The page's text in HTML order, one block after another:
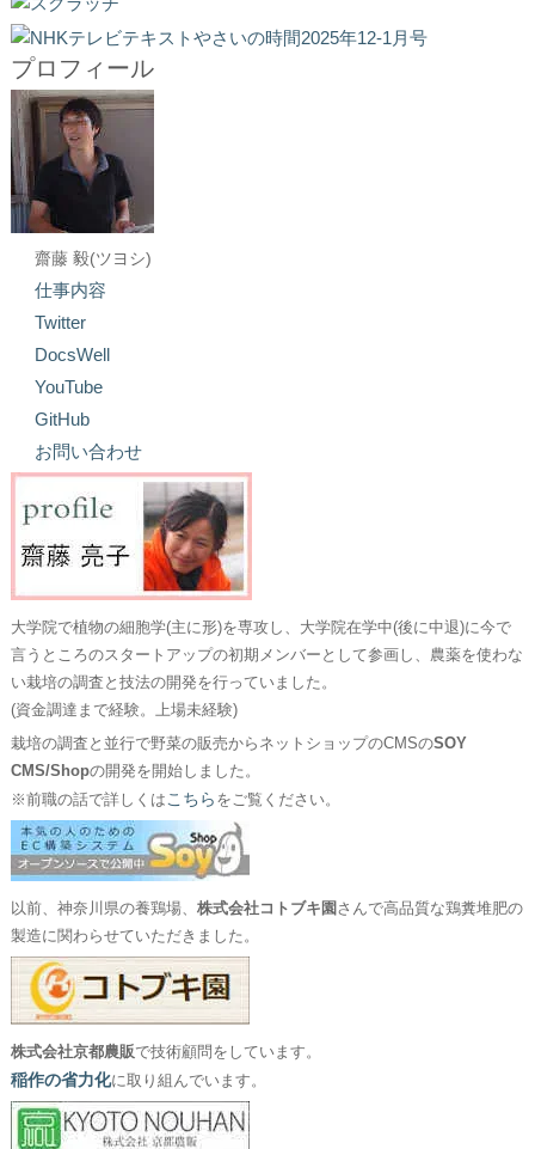
プロフィール
齋藤 毅(ツヨシ)
仕事内容
Twitter
DocsWell
YouTube
GitHub
お問い合わせ
大学院で植物の細胞学(主に形)を専攻し、大学院在学中(後に中退)に今で
言うところのスタートアップの初期メンバーとして参画し、農薬を使わな
い栽培の調査と技法の開発を行っていました。
(資金調達まで経験。上場未経験)
栽培の調査と並行で野菜の販売からネットショップのCMSのSOY
CMS/Shopの開発を開始しました。
※前職の話で詳しくは こちら をご覧ください。
以前、神奈川県の養鶏場、 株式会社コトブキ園 さんで高品質な鶏糞堆肥の
製造に関わらせていただきました。
株式会社京都農販で技術顧問をしています。
稲作の省力化に取り組んでいます。